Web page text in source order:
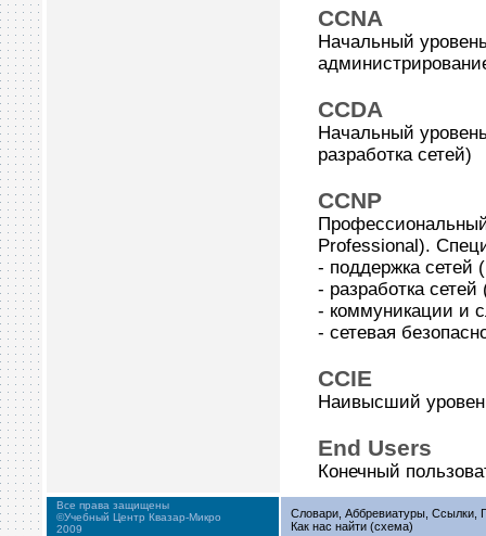
CCNA
Начальный
CCDA
Начальный
разработка сетей)
CCNP
Professional).
- поддержка сетей
- разработка
- коммуникации и
- сетевая
CCIE
Наивысший
End Users
Конечный
Все права защищены
©Учебный Центр Квазар-Микро
2009
Словари, Аббревиатуры, Ссылки,
Как нас найти (схема)